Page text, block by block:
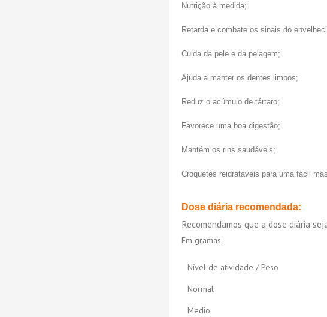
Nutrição à medida;
Retarda e combate os sinais do
Cuida da pele e da pelagem;
Ajuda a manter os dentes limpos;
Reduz o acúmulo de tártaro;
Favorece uma boa digestão;
Mantém os rins saudáveis;
Croquetes reidratáveis para uma fácil
Dose diária recomendada:
Recomendamos que a dose diária
Em gramas:
Nível de atividade / Peso
Normal
Medio